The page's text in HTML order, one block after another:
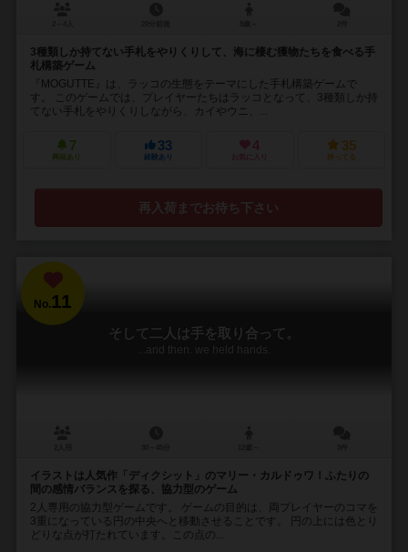
3種類しか持てない手札をやりくりして、海に棲む獲物たちを食べる手
札構築ゲーム
『MOGUTTE』は、ラッコの生態をテーマにした手札構築ゲームで
す。 このゲームでは、プレイヤーたちはラッコとなって、3種類しか持
てない手札をやりくりしながら、カイやウニ、...
7
興味あり
33
経験あり
4
お気に入り
35
持ってる
再入荷までお待ち下さい
No.11
そして二人は手を取り合って。
...and then. we held hands.
イラストは人気作「ディクシット」のマリー・カルドゥワ！ふたりの
間の感情バランスを探る、協力型のゲーム
2人専用の協力型ゲームです。 ゲームの目的は、両プレイヤーのコマを
3重になっている円の中央へと移動させることです。 円の上には色とり
どりな点が打たれています。この点の...